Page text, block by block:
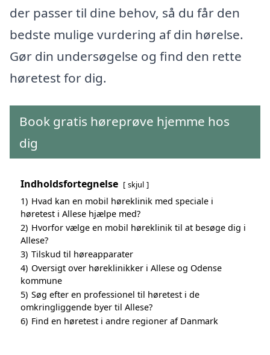
der passer til dine behov, så du får den
bedste mulige vurdering af din hørelse.
Gør din undersøgelse og find den rette
høretest for dig.
Book gratis høreprøve hjemme hos
dig
Indholdsfortegnelse skjul
1) Hvad kan en mobil høreklinik med speciale i
høretest i Allese hjælpe med?
2) Hvorfor vælge en mobil høreklinik til at besøge dig i
Allese?
3) Tilskud til høreapparater
4) Oversigt over høreklinikker i Allese og Odense
kommune
5) Søg efter en professionel til høretest i de
omkringliggende byer til Allese?
6) Find en høretest i andre regioner af Danmark